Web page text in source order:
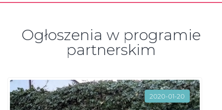
Ogłoszenia w programie
partnerskim
2020-01-20